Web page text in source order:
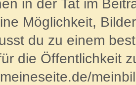
in der Tat im
Möglichkeit,
du zu einem
die Öffentlichkeit